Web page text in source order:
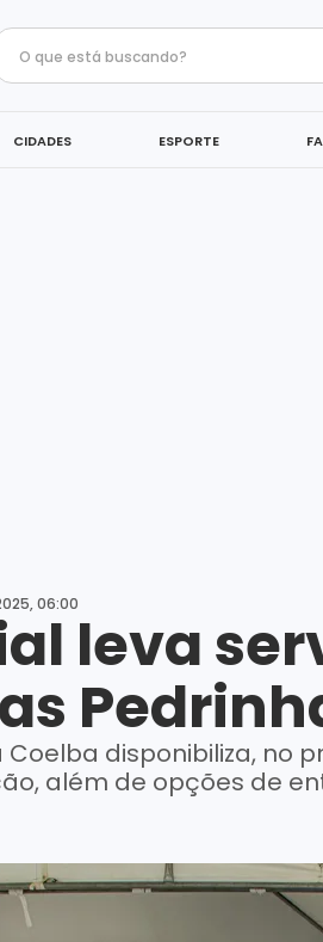
CIDADES ESPORTE
06:00
leva
disponibiliza, no
além de opções de